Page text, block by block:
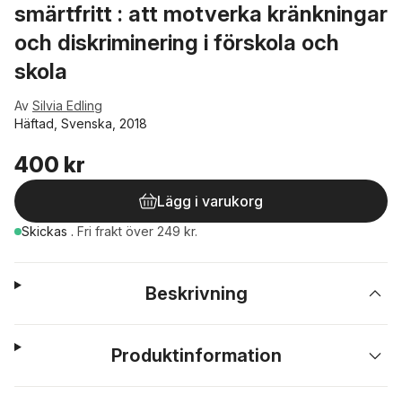
smärtfritt : att motverka kränkningar
och diskriminering i förskola och
skola
Av Silvia Edling
Häftad, Svenska, 2018
400 kr
Lägg i varukorg
Skickas . Fri frakt över 249 kr.
Beskrivning
Produktinformation